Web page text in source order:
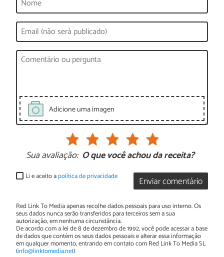
Adicione uma imagen
Sua avaliação: O que você achou da receita?
Enviar comentário
Li e aceito apolítica de privacidade
Red Link To Media apenas recolhe dados pessoais para uso interno. Os
seus dados nunca serão transferidos para terceiros sem a sua
autorização, em nenhuma circunstância.
De acordo com a lei de 8 de dezembro de 1992, você pode acessar a base
de dados que contém os seus dados pessoais e alterar essa informação
em qualquer momento, entrando em contato com Red Link To Media SL
(info@linktomedia.net)